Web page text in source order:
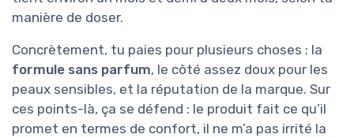
manière de doser.
Concrètement, tu paies pour plusieurs choses : la
formule sans parfum, le côté assez doux pour les
peaux sensibles, et la réputation de la marque. Sur
ces points-là, ça se défend : le produit fait ce qu’il
promet en termes de confort, il ne m’a pas irrité la